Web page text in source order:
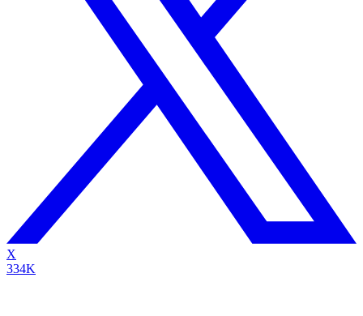
X
334K